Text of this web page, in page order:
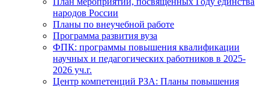
народов России
Планы по внеучебной работе
Программа развития вуза
ФПК: программы повышения квалификации
научных и педагогических работников в 2025-
2026 уч.г.
Центр компетенций РЗА: Планы повышения